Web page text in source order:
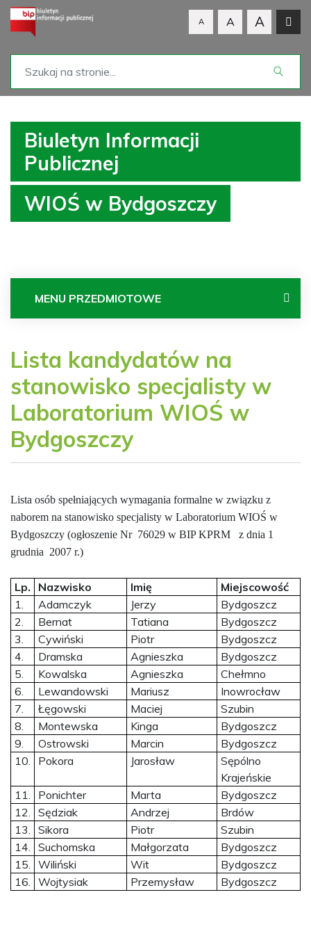
A A A
Biuletyn Informacji
Publicznej
WIOŚ w Bydgoszczy
MENU PRZEDMIOTOWE
Lista kandydatów na
stanowisko specjalisty w
Laboratorium WIOŚ w
Bydgoszczy
Lista osób spełniających wymagania formalne w związku z
naborem na stanowisko specjalisty w Laboratorium WIOŚ w
Bydgoszczy (ogłoszenie Nr 76029 w BIP KPRM
z dnia 1
grudnia 2007 r.)
Lp. Nazwisko Imię
Miejscowość
1.
Adamczyk Jerzy
Bydgoszcz
2.
Bernat Tatiana
Bydgoszcz
3.
Cywiński Piotr
Bydgoszcz
4.
Dramska Agnieszka
Bydgoszcz
5.
Kowalska Agnieszka
Chełmno
6.
Lewandowski Mariusz
Inowrocław
7.
Łęgowski Maciej
Szubin
8.
Montewska Kinga
Bydgoszcz
9.
Ostrowski Marcin
Bydgoszcz
10.
Pokora Jarosław
Sępólno
Krajeńskie
11.
Ponichter Marta
Bydgoszcz
12. Sędziak Andrzej
Brdów
13. Sikora Piotr
Szubin
14. Suchomska Małgorzata
Bydgoszcz
15. Wiliński Wit
Bydgoszcz
16. Wojtysiak Przemysław Bydgoszcz